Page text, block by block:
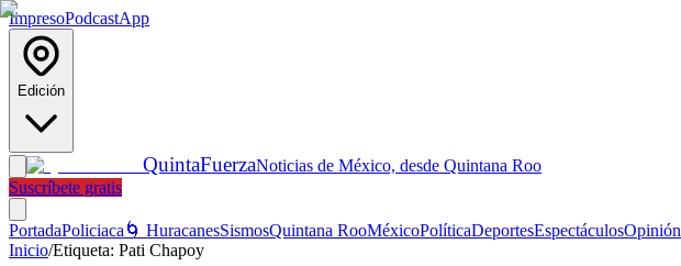
ImpresoPodcastApp
Edición
QuintaFuerzaNoticias de México, desde Quintana Roo
Suscríbete gratis
PortadaPoliciaca 🌀 HuracanesSismosQuintana RooMéxicoPolíticaDeportesEspectáculosOpinión
Inicio/Etiqueta: Pati Chapoy